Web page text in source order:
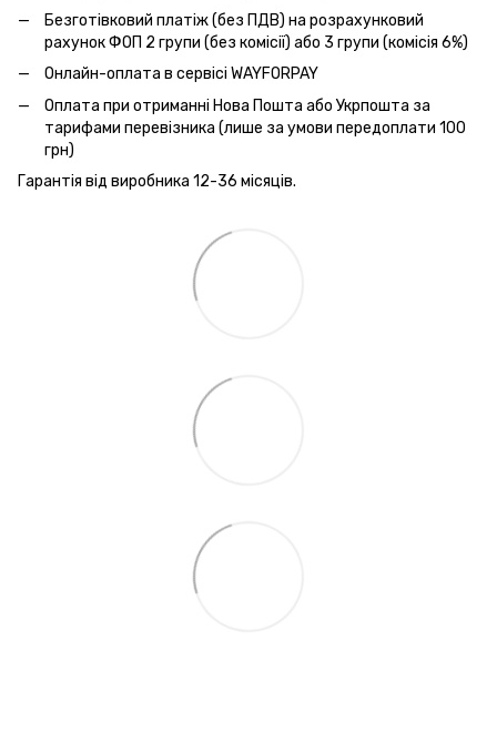
Безготівковий платіж (без ПДВ) на розрахунковий
рахунок ФОП 2 групи (без комісії) або 3 групи (комісія 6%)
Онлайн-оплата в сервісі WAYFORPAY
Оплата при отриманні Нова Пошта або Укрпошта за
тарифами перевізника (лише за умови передоплати 100
грн)
Гарантія від виробника 12-36 місяців.